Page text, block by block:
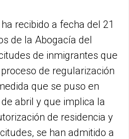
recibido a fecha del 21
de la Abogacía del
de inmigrantes que
de regularización
que se puso en
abril y que implica la
de residencia y
se han admitido a